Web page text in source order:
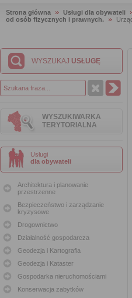
Strona główna Usługi dla obywateli
od osób fizycznych i prawnych.
WYSZUKAJ USŁUGĘ
WYSZUKIWARKA
TERYTORIALNA
Usługi
dla obywateli
Architektura i planowanie
przestrzenne
Bezpieczeństwo i zarządzanie
kryzysowe
Drogownictwo
Działalność gospodarcza
Geodezja i Kartografia
Geodezja i Kataster
Gospodarka nieruchomościami
Konserwacja zabytków